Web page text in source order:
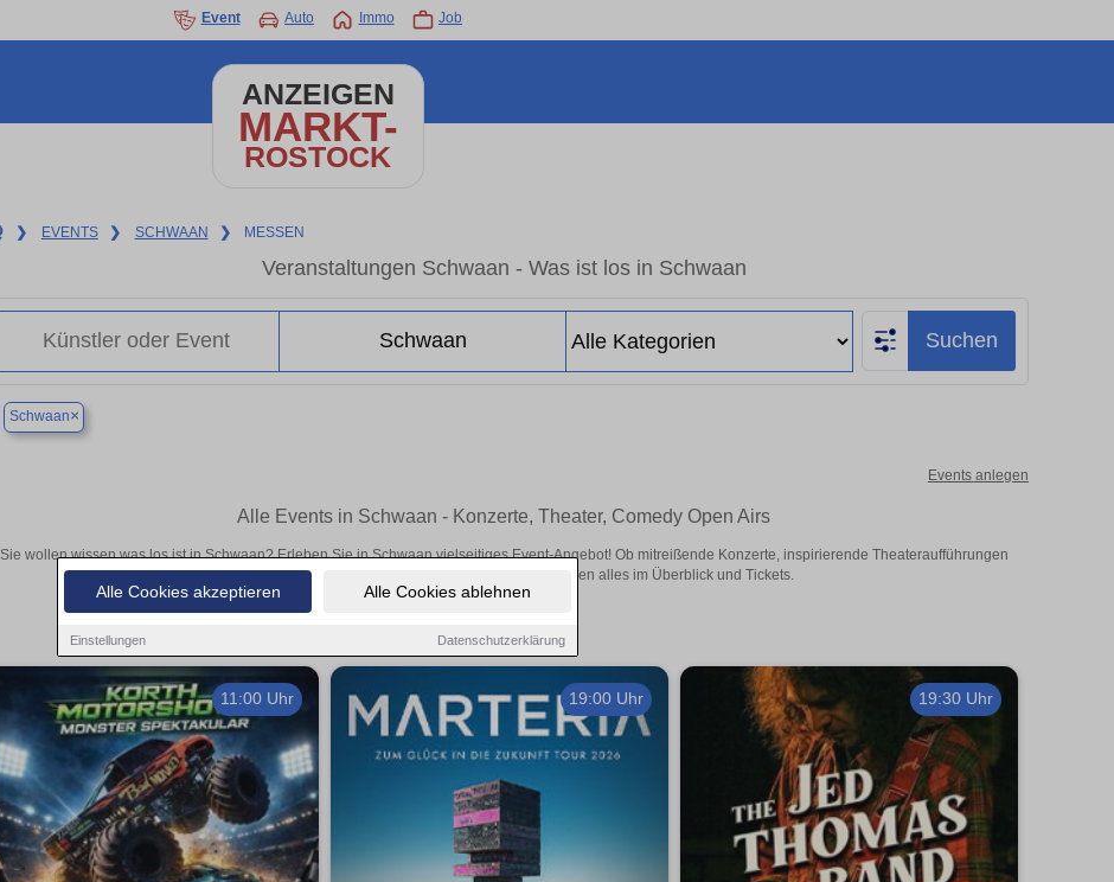
Alle Cookies akzeptieren Alle Cookies ablehnen
Einstellungen Datenschutzerklärung
Event Auto Immo Job
ANZEIGEN
MARKT-
ROSTOCK
❯ EVENTS ❯ SCHWAAN ❯ MESSEN
Veranstaltungen Schwaan - Was ist los in Schwaan
Suchen
Schwaan×
Events anlegen
Alle Events in Schwaan - Konzerte, Theater, Comedy Open Airs
Sie wollen wissen was los ist in Schwaan? Erleben Sie in Schwaan vielseitiges Event-Angebot! Ob mitreißende Konzerte, inspirierende Theateraufführungen
oder aufregende Veranstaltungen in Schwaan – hier finden alles im Überblick und Tickets.
11:00 Uhr 19:00 Uhr 19:30 Uhr